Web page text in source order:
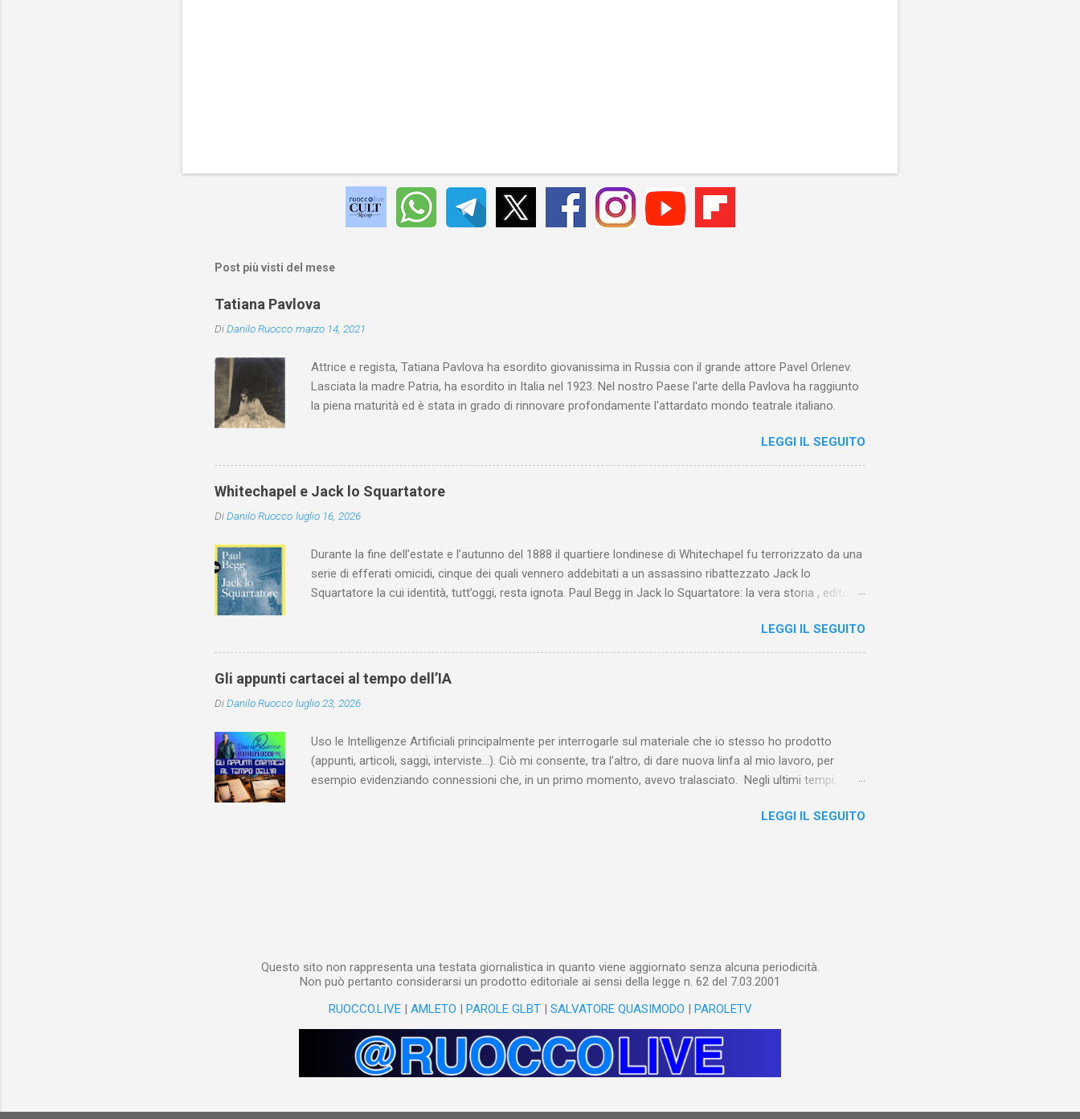
Post più visti del mese
Tatiana Pavlova
DiDanilo Ruocco marzo 14, 2021
Attrice e regista, Tatiana Pavlova ha esordito giovanissima in Russia con il grande attore Pavel Orlenev.
Lasciata la madre Patria, ha esordito in Italia nel 1923. Nel nostro Paese l'arte della Pavlova ha raggiunto
la piena maturità ed è stata in grado di rinnovare profondamente l'attardato mondo teatrale italiano.
LEGGI IL SEGUITO
Whitechapel e Jack lo Squartatore
DiDanilo Ruocco luglio 16, 2026
Durante la fine dell’estate e l’autunno del 1888 il quartiere londinese di Whitechapel fu terrorizzato da una
serie di efferati omicidi, cinque dei quali vennero addebitati a un assassino ribattezzato Jack lo
Squartatore la cui identità, tutt’oggi, resta ignota. Paul Begg in Jack lo Squartatore: la vera storia , edito da
dedica anche (e, in alcuni capitoli, soprattutto) a ricostruire la storia di Whitechapel e del East End e a
ricapitolare le lotte intestine al Ministero dell’Interno. Ne esce un quadro davvero sconsolante:
l’architettura sociale dell'Inghilterra vittoriana era inverosimilmente classista, e al suo vertice c’era una
classe dominante che non aveva alcun interesse nei confronti delle classi subalterne. Non era
interessata a sapere quali fossero le reali condizioni di vita delle persone che abitavano nell’East End e
LEGGI IL SEGUITO
Gli appunti cartacei al tempo dell’IA
DiDanilo Ruocco luglio 23, 2026
Uso le Intelligenze Artificiali principalmente per interrogarle sul materiale che io stesso ho prodotto
(appunti, articoli, saggi, interviste…). Ciò mi consente, tra l’altro, di dare nuova linfa al mio lavoro, per
esempio evidenziando connessioni che, in un primo momento, avevo tralasciato. Negli ultimi tempi,
Notebook (già NotebookLM) e lo riempio con il materiale che ho già realizzato nel corso del tempo e che
LEGGI IL SEGUITO
Questo sito non rappresenta una testata giornalistica in quanto viene aggiornato senza alcuna periodicità.
Non può pertanto considerarsi un prodotto editoriale ai sensi della legge n. 62 del 7.03.2001
RUOCCO.LIVE| AMLETO | PAROLE GLBT| SALVATORE QUASIMODO | PAROLETV